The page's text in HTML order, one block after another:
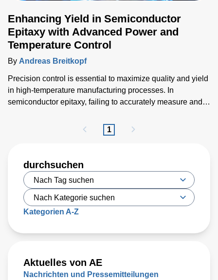
Enhancing Yield in Semiconductor
Epitaxy with Advanced Power and
Temperature Control
By Andreas Breitkopf
Precision control is essential to maximize quality and yield
in high-temperature manufacturing processes. In
semiconductor epitaxy, failing to accurately measure and
degradation, ultimately affecting reliability, performance,
1
durchsuchen
Kategorien A-Z
Aktuelles von AE
Nachrichten und Pressemitteilungen